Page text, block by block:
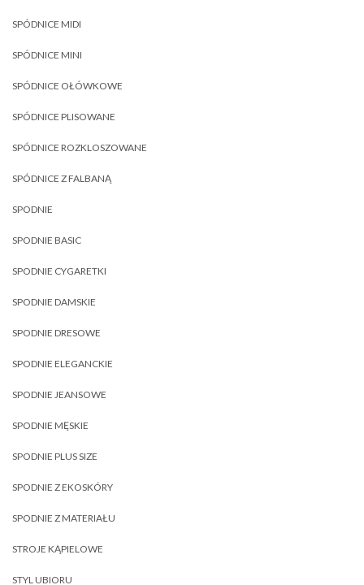
SPÓDNICE MIDI
SPÓDNICE MINI
SPÓDNICE OŁÓWKOWE
SPÓDNICE PLISOWANE
SPÓDNICE ROZKLOSZOWANE
SPÓDNICE Z FALBANĄ
SPODNIE
SPODNIE BASIC
SPODNIE CYGARETKI
SPODNIE DAMSKIE
SPODNIE DRESOWE
SPODNIE ELEGANCKIE
SPODNIE JEANSOWE
SPODNIE MĘSKIE
SPODNIE PLUS SIZE
SPODNIE Z EKOSKÓRY
SPODNIE Z MATERIAŁU
STROJE KĄPIELOWE
STYL UBIORU